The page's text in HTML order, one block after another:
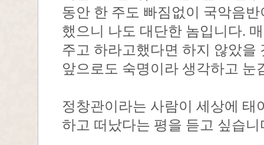
동안 한 주도 빠짐없이 국악음
했으니 나도 대단한 놈입니다.
주고 하라고했다면 하지 않았을
앞으로도 숙명이라 생각하고
정창관이라는 사람이 세상에 태
하고 떠났다는 평을 듣고 싶습니